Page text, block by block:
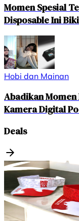
Momen Spesial
Disposable Ini
Hobi dan Mainan
Abadikan Momen
Kamera Digital
Deals